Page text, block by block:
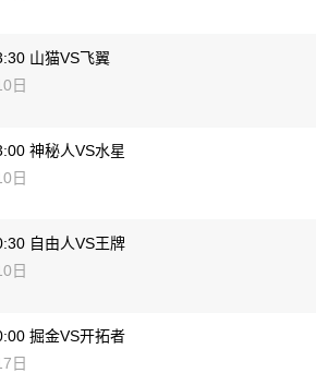
山猫VS飞翼
日
神秘人VS水星
日
自由人VS王牌
日
掘金VS开拓者
日